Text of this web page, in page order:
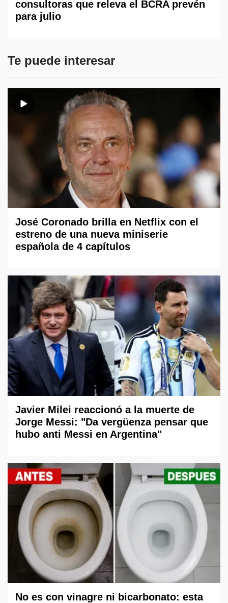
consultoras que releva el BCRA prevén
para julio
Te puede interesar
José Coronado brilla en Netflix con el
estreno de una nueva miniserie
española de 4 capítulos
Javier Milei reaccionó a la muerte de
Jorge Messi: "Da vergüenza pensar que
hubo anti Messi en Argentina"
No es con vinagre ni bicarbonato: esta